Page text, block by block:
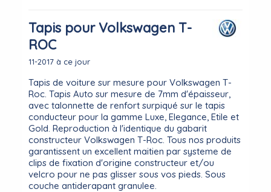
Tapis pour Volkswagen T-
ROC
11-2017 à ce jour
Tapis de voiture sur mesure pour Volkswagen T-
Roc. Tapis Auto sur mesure de 7mm d'épaisseur,
avec talonnette de renfort surpiqué sur le tapis
conducteur pour la gamme Luxe, Elegance, Etile et
Gold. Reproduction à l'identique du gabarit
constructeur Volkswagen T-Roc. Tous nos produits
garantissent un excellent maitien par systeme de
clips de fixation d'origine constructeur et/ou
velcro pour ne pas glisser sous vos pieds. Sous
couche antiderapant granulee.